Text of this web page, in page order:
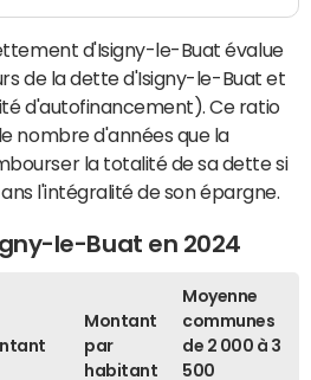
d'Isigny-le-Buat évalue
de la dette d'Isigny-le-Buat et
d'autofinancement). Ce ratio
nombre d'années que la
la totalité de sa dette si
l'intégralité de son épargne.
le-Buat en 2024
Montant
par
habitant
Moyenne
communes
de 2 000 à 3
500